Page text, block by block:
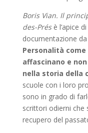
Boris Vian. Il
des-Prés è l’apice
documentazione
Personalità
affascinano e
nella storia della
scuole con i loro
sono in grado di
scrittori odierni che
recupero del